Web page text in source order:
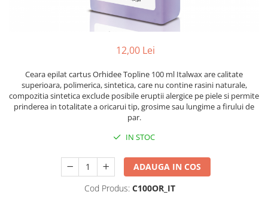
12,00 Lei
Ceara epilat cartus Orhidee Topline 100 ml Italwax are calitate
superioara, polimerica, sintetica, care nu contine rasini naturale,
compozitia sintetica exclude posibile eruptii alergice pe piele si permite
prinderea in totalitate a oricarui tip, grosime sau lungime a firului de
par.
IN STOC
ADAUGA IN COS
Cod Produs: C100OR_IT